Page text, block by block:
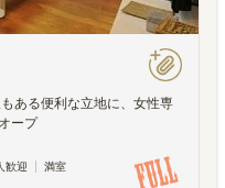
ある便利な立地に、女性専
ープ
歓迎 満室